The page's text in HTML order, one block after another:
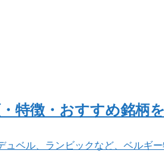
特徴・おすすめ銘柄
ベル、ランビックなど、ベルギ